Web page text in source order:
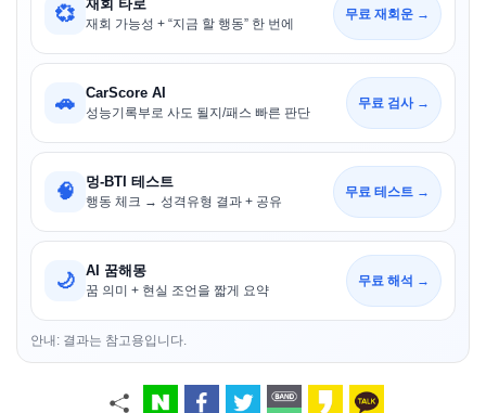
💞 재회 타로
재회 가능성 + “지금 할 행동” 한 번에
무료 재회운 →
🚗 CarScore AI
성능기록부로 사도 될지/패스 빠른 판단
무료 검사 →
🧠 멍-BTI 테스트
행동 체크 → 성격유형 결과 + 공유
무료 테스트 →
🌙 AI 꿈해몽
꿈 의미 + 현실 조언을 짧게 요약
무료 해석 →
안내: 결과는 참고용입니다.